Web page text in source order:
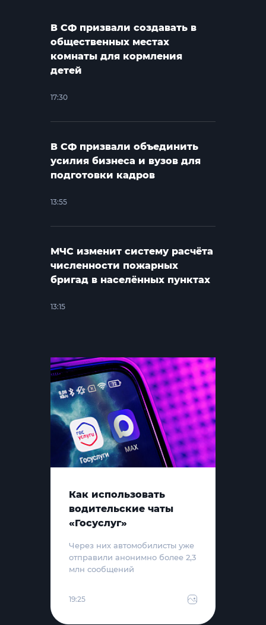
В СФ призвали создавать в
общественных местах
комнаты для кормления
детей
17:30
В СФ призвали объединить
усилия бизнеса и вузов для
подготовки кадров
13:55
МЧС изменит систему расчёта
численности пожарных
бригад в населённых пунктах
13:15
Как использовать
водительские чаты
«Госуслуг»
Через них автомобилисты уже
отправили анонимно более 2,3
млн сообщений
19:25